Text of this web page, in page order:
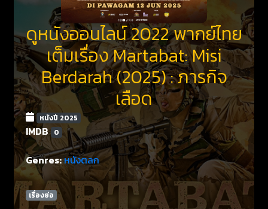
ดูหนังออนไลน์ 2022 พากย์ไทย
เต็มเรื่อง Martabat: Misi
Berdarah (2025) : ภารกิจ
เลือด
หนังปี 2025
IMDB 0
Genres:หนังตลก
เรื่องย่อ